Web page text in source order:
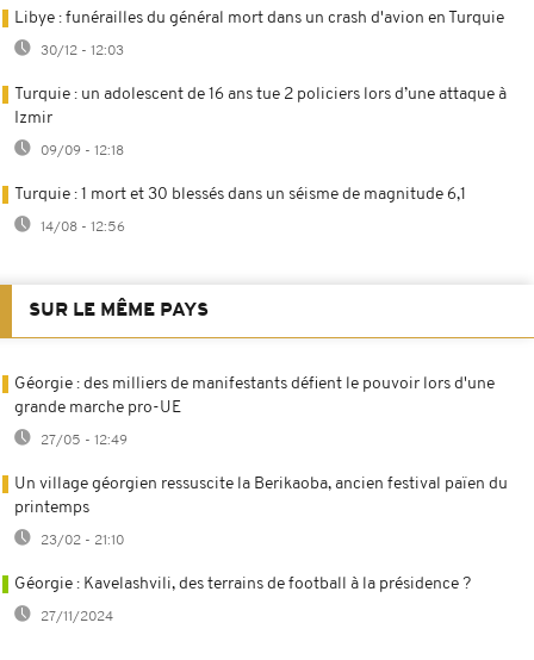
Libye : funérailles du général mort dans un crash d'avion en Turquie
30/12 - 12:03
Turquie : un adolescent de 16 ans tue 2 policiers lors d’une attaque à
Izmir
09/09 - 12:18
Turquie : 1 mort et 30 blessés dans un séisme de magnitude 6,1
14/08 - 12:56
SUR LE MÊME PAYS
Géorgie : des milliers de manifestants défient le pouvoir lors d'une
grande marche pro-UE
27/05 - 12:49
Un village géorgien ressuscite la Berikaoba, ancien festival païen du
printemps
23/02 - 21:10
Géorgie : Kavelashvili, des terrains de football à la présidence ?
27/11/2024